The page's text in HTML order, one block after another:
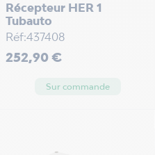
Récepteur HER 1
Tubauto
Réf:437408
Prix
252,90 €
Sur commande